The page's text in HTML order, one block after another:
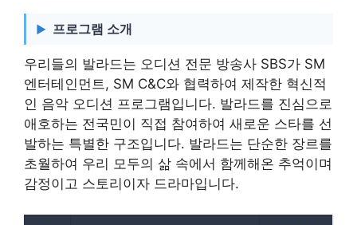
프로그램 소개
우리들의 발라드는 오디션 전문 방송사 SBS가 SM
엔터테인먼트, SM C&C와 협력하여 제작한 혁신적
인 음악 오디션 프로그램입니다. 발라드를 진심으로
애호하는 전국민이 직접 참여하여 새로운 스타를 선
발하는 특별한 구조입니다. 발라드는 단순한 장르를
초월하여 우리 모두의 삶 속에서 함께해온 추억이며
감정이고 스토리이자 드라마입니다.